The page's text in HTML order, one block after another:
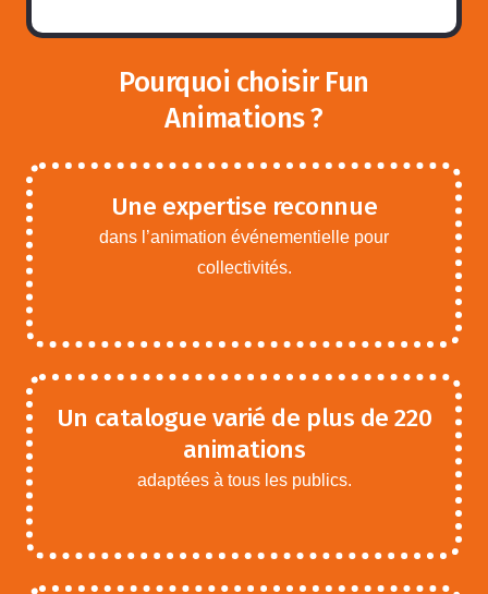
Pourquoi choisir Fun
Animations ?
Une expertise reconnue
dans l’animation événementielle pour
collectivités.
Un catalogue varié de plus de 220
animations
adaptées à tous les publics.